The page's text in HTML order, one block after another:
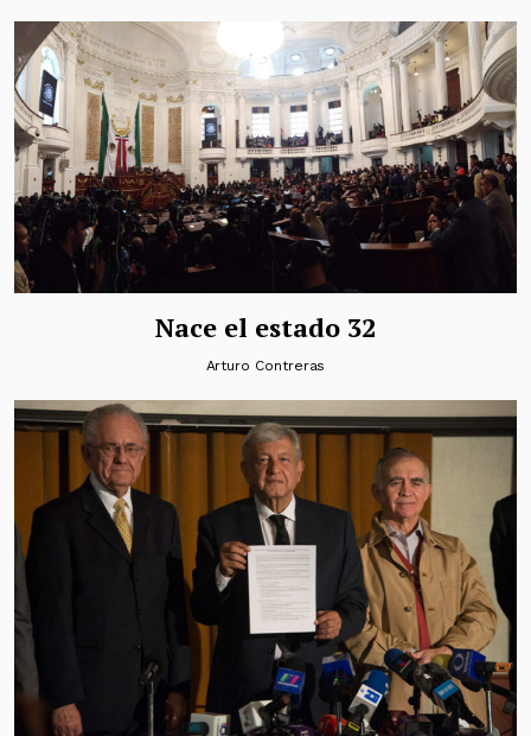
Nace el estado 32
Arturo Contreras